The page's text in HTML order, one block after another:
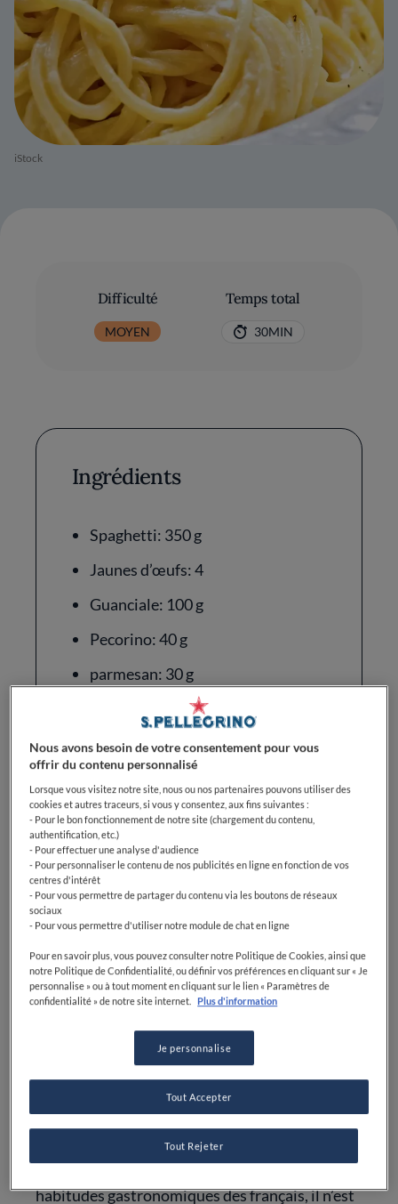
iStock
Difficulté
MOYEN
Temps total
30MIN
Ingrédients
Spaghetti: 350 g
Jaunes d’œufs: 4
Guanciale: 100 g
Pecorino: 40 g
parmesan: 30 g
Poivre du moulin
Découvrez la recette originale et
l’histoire des pâtes à la carbonara,
un grand classique de la cuisine
italienne connu (et détourné) dans
le monde entier.
Pâtes sauce carbonara
Lespâtes à la carbonarasont un grand
classique de la cuisine italienne, apprécié dans
le monde entier. Si ce célèbre plat originaire de
habitudes gastronomiques des français, il n’est
Nous avons besoin de votre consentement pour vous
offrir du contenu personnalisé
Lorsque vous visitez notre site, nous ou nos partenaires pouvons utiliser des
cookies et autres traceurs, si vous y consentez, aux fins suivantes :
- Pour le bon fonctionnement de notre site (chargement du contenu,
authentification, etc.)
- Pour effectuer une analyse d'audience
- Pour personnaliser le contenu de nos publicités en ligne en fonction de vos
centres d'intérêt
- Pour vous permettre de partager du contenu via les boutons de réseaux
sociaux
- Pour vous permettre d'utiliser notre module de chat en ligne
Pour en savoir plus, vous pouvez consulter notre Politique de Cookies, ainsi que
notre Politique de Confidentialité, ou définir vos préférences en cliquant sur « Je
personnalise » ou à tout moment en cliquant sur le lien « Paramètres de
confidentialité » de notre site internet.
Plus d'information
Je personnalise
Tout Rejeter
Tout Accepter